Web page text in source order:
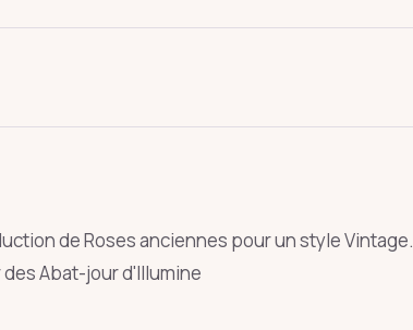
de Roses anciennes pour un style
Abat-jour d'Illumine